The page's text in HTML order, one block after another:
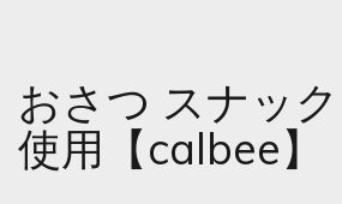
おさつ スナッ
使用【calbee】